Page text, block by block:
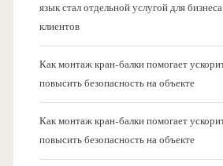
язык стал отдельной услугой для
клиентов
Как монтаж кран-балки помогает
повысить безопасность на объекте
Как монтаж кран-балки помогает
повысить безопасность на объекте